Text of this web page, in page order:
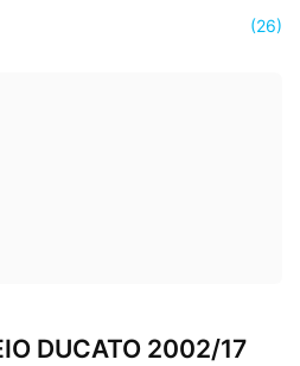
(26)
DUCATO 2002/17